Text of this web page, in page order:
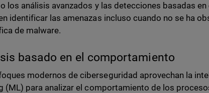
los análisis avanzados y las detecciones basadas
identificar las amenazas incluso cuando no se ha
de malware.
basado en el comportamiento
modernos de ciberseguridad aprovechan la
(ML) para analizar el comportamiento de los